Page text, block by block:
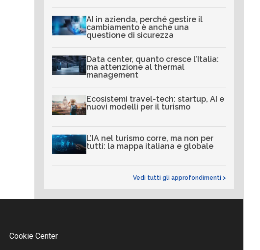
AI in azienda, perché gestire il
cambiamento è anche una
questione di sicurezza
Data center, quanto cresce l’Italia:
ma attenzione al thermal
management
Ecosistemi travel-tech: startup, AI e
nuovi modelli per il turismo
L’IA nel turismo corre, ma non per
tutti: la mappa italiana e globale
Vedi tutti gli approfondimenti >
Cookie Center